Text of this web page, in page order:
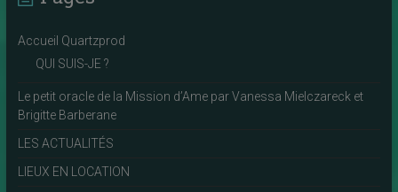
Accueil Quartzprod
QUI SUIS-JE ?
Le petit oracle de la Mission d’Ame par Vanessa Mielczareck et
Brigitte Barberane
LES ACTUALITÉS
LIEUX EN LOCATION